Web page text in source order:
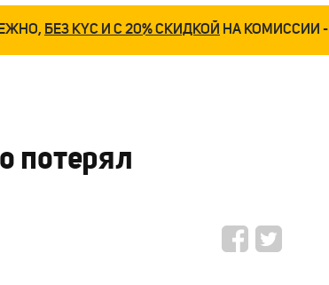
БЕЗ KYC И С 20% СКИДКОЙ НА КОМИССИИ -
потерял